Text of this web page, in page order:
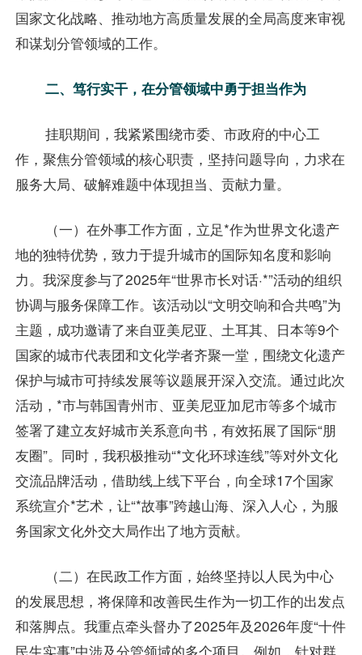
国家文化战略、推动地方高质量发展的全局高度来审视
和谋划分管领域的工作。
二、笃行实干，在分管领域中勇于担当作为
挂职期间，我紧紧围绕市委、市政府的中心工
作，聚焦分管领域的核心职责，坚持问题导向，力求在
服务大局、破解难题中体现担当、贡献力量。
（一）在外事工作方面，立足*作为世界文化遗产
地的独特优势，致力于提升城市的国际知名度和影响
力。我深度参与了2025年“世界市长对话·*”活动的组织
协调与服务保障工作。该活动以“文明交响和合共鸣”为
主题，成功邀请了来自亚美尼亚、土耳其、日本等9个
国家的城市代表团和文化学者齐聚一堂，围绕文化遗产
保护与城市可持续发展等议题展开深入交流。通过此次
活动，*市与韩国青州市、亚美尼亚加尼市等多个城市
签署了建立友好城市关系意向书，有效拓展了国际“朋
友圈”。同时，我积极推动“*文化环球连线”等对外文化
交流品牌活动，借助线上线下平台，向全球17个国家
系统宣介*艺术，让“*故事”跨越山海、深入人心，为服
务国家文化外交大局作出了地方贡献。
（二）在民政工作方面，始终坚持以人民为中心
的发展思想，将保障和改善民生作为一切工作的出发点
和落脚点。我重点牵头督办了2025年及2026年度“十件
民生实事”中涉及分管领域的多个项目。例如，针对群